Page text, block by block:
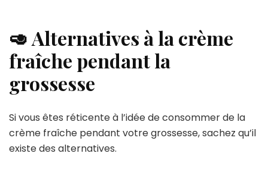
🥑 Alternatives à la crème
fraîche pendant la
grossesse
Si vous êtes réticente à l’idée de consommer de la
crème fraîche pendant votre grossesse, sachez qu’il
existe des alternatives.